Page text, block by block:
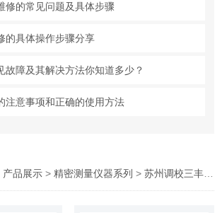
修的常见问题及具体步骤
的具体操作步骤分享
故障及其解决方法你知道多少？
注意事项和正确的使用方法
产品展示> 精密测量仪器系列 > 苏州调校三丰高度尺